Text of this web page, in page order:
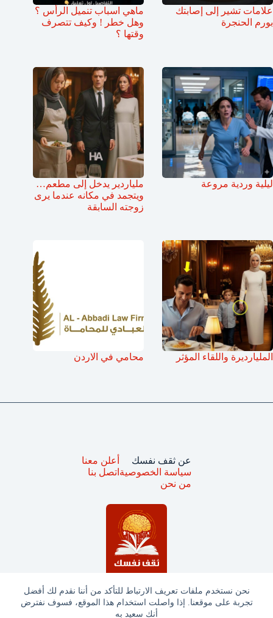
نحن نستخدم ملفات تعريف الارتباط للتأكد من أننا نقدم لك أفضل
تجربة على موقعنا. إذا واصلت استخدام هذا الموقع، فسوف نفترض
أنك سعيد به
علامات تشير إلى إصابتك
بورم الحنجرة
ماهي اسباب تنميل الرأس ؟
وهل خطر ! وكيف تتصرف
وقتها ؟
ليلية وردية مروعة
ملياردير يدخل إلى مطعم…
ويتجمد في مكانه عندما يرى
زوجته السابقة
المليارديرة واللقاء المؤثر محامي في الاردن
جميع الحقوق محفوظة © ثقف نفسك 2025
عن ثقف نفسك
سياسة الخصوصية
من نحن
أعلن معنا
اتصل بنا